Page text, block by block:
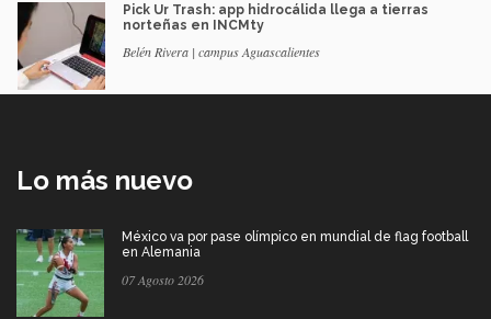
Pick Ur Trash: app hidrocálida llega a tierras
norteñas en INCMty
Belén Rivera | campus Aguascalientes
Lo más nuevo
México va por pase olímpico en mundial de flag football
en Alemania
07 Agosto 2026